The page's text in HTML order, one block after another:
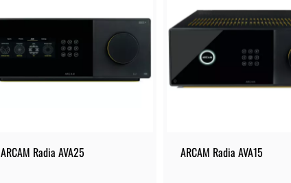
ARCAM Radia AVA25 ARCAM Radia AVA15